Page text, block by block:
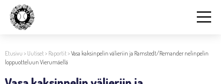
Etusivu > Uutiset> Raportit>Vasa kaksinpelin välieriin ja Ramstedt/Remander nelinpelin
loppuotteluun Vierumäellä